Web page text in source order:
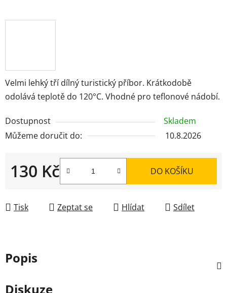
Velmi lehký tří dílný turistický příbor. Krátkodobě
odolává teplotě do 120°C. Vhodné pro teflonové nádobí.
Dostupnost
Skladem
Můžeme doručit do:
10.8.2026
130 Kč DO KOŠÍKU
Tisk Zeptat se Hlídat Sdílet
Popis
Diskuze